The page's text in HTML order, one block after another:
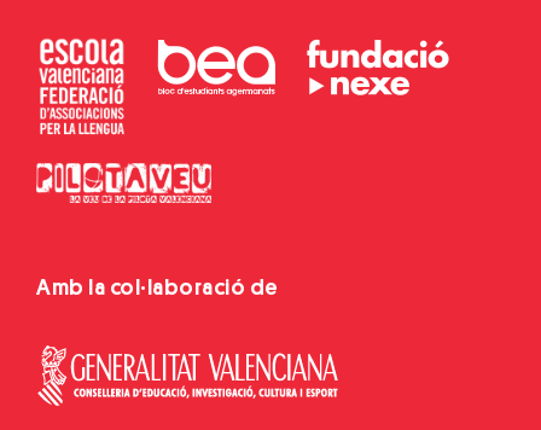
Amb la col·laboració de